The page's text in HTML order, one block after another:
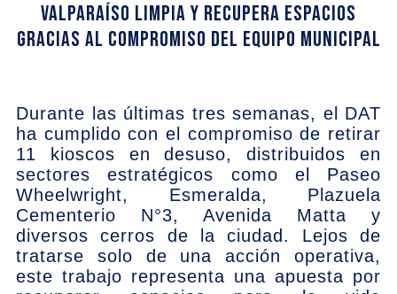
Valparaíso limpia y recupera espacios
gracias al compromiso del equipo municipal
Durante las últimas tres semanas, el DAT
ha cumplido con el compromiso de retirar
11 kioscos en desuso, distribuidos en
sectores estratégicos como el Paseo
Wheelwright, Esmeralda, Plazuela
Cementerio N°3, Avenida Matta y
diversos cerros de la ciudad. Lejos de
tratarse solo de una acción operativa,
este trabajo representa una apuesta por